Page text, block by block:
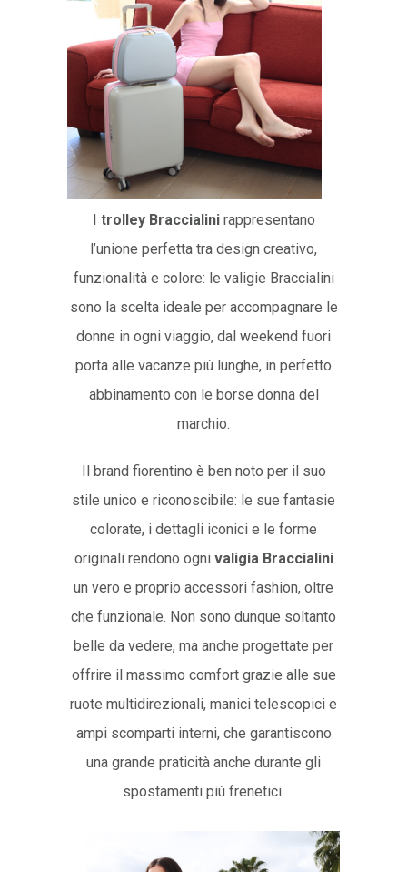
I trolley Braccialinirappresentano
l’unione perfetta tra design creativo,
funzionalità e colore: le valigie Braccialini
sono la scelta ideale per accompagnare le
donne in ogni viaggio, dal weekend fuori
porta alle vacanze più lunghe, in perfetto
abbinamento con le borse donna del
marchio.
Il brand fiorentino è ben noto per il suo
stile unico e riconoscibile: le sue fantasie
colorate, i dettagli iconici e le forme
originali rendono ognivaligia Braccialini
un vero e proprio accessori fashion, oltre
che funzionale. Non sono dunque soltanto
belle da vedere, ma anche progettate per
offrire il massimo comfort grazie alle sue
ruote multidirezionali, manici telescopici e
ampi scomparti interni, che garantiscono
una grande praticità anche durante gli
spostamenti più frenetici.